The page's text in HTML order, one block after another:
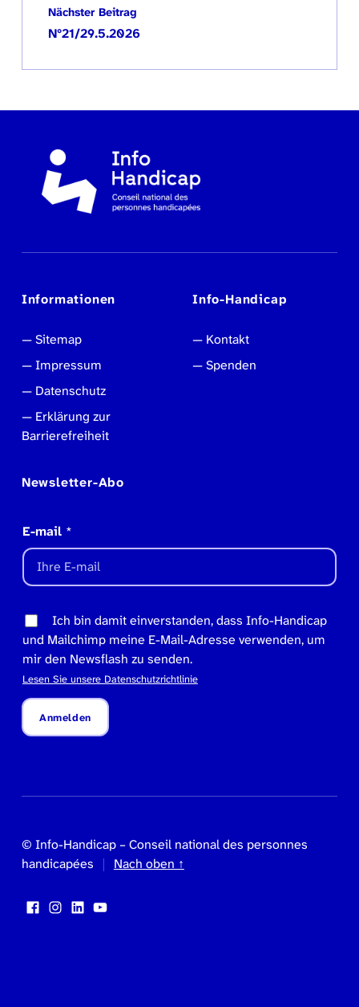
Nächster Beitrag
N°21/29.5.2026
Informationen
Sitemap
Impressum
Datenschutz
Erklärung zur
Barrierefreiheit
Info-Handicap
Kontakt
Spenden
Newsletter-Abo
E-mail *
Ich bin damit einverstanden, dass Info-Handicap
und Mailchimp meine E-Mail-Adresse verwenden, um
mir den Newsflash zu senden.
Lesen Sie unsere Datenschutzrichtlinie
Anmelden
© Info-Handicap – Conseil national des personnes
handicapées
Nach oben ↑
Facebook
Instagram
LinkedInYouTube